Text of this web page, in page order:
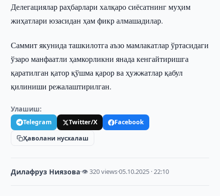
Делегациялар раҳбарлари халқаро сиёсатнинг муҳим
жиҳатлари юзасидан ҳам фикр алмашадилар.
Саммит якунида ташкилотга аъзо мамлакатлар ўртасидаги
ўзаро манфаатли ҳамкорликни янада кенгайтиришга
қаратилган қатор қўшма қарор ва ҳужжатлар қабул
қилиниши режалаштирилган.
Улашиш:
Telegram Twitter/X
Facebook
Ҳаволани нусхалаш
Дилафруз Ниязова·👁 320 views·05.10.2025 · 22:10